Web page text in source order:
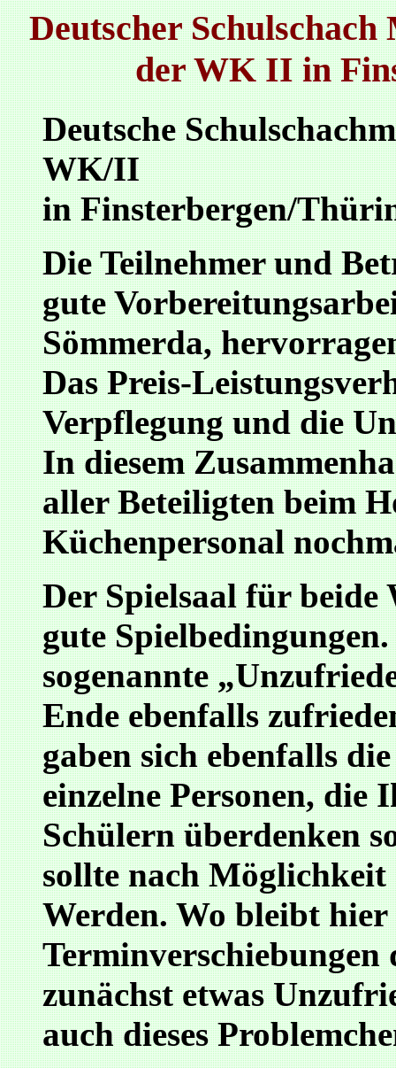
Deutscher
der WK II in
Deutsche
WK/II
in Finsterbergen/
Die Teilnehmer und
gute
Sömmerda,
Das Preis-
Verpflegung und die
In diesem
aller Beteiligten beim
Küchenpersonal
Der Spielsaal für
gute
sogenannte
Ende ebenfalls
gaben sich ebenfalls
einzelne Personen, die
Schülern überdenken
sollte nach Möglichkeit
Werden. Wo bleibt
zunächst etwas
auch dieses